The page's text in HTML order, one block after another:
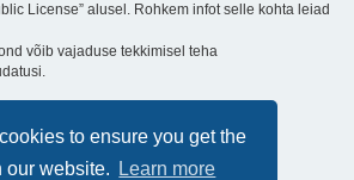
to ensure you get the
our website.
Learn more
License” alusel. Rohkem infot selle kohta leiad
võib vajaduse tekkimisel teha